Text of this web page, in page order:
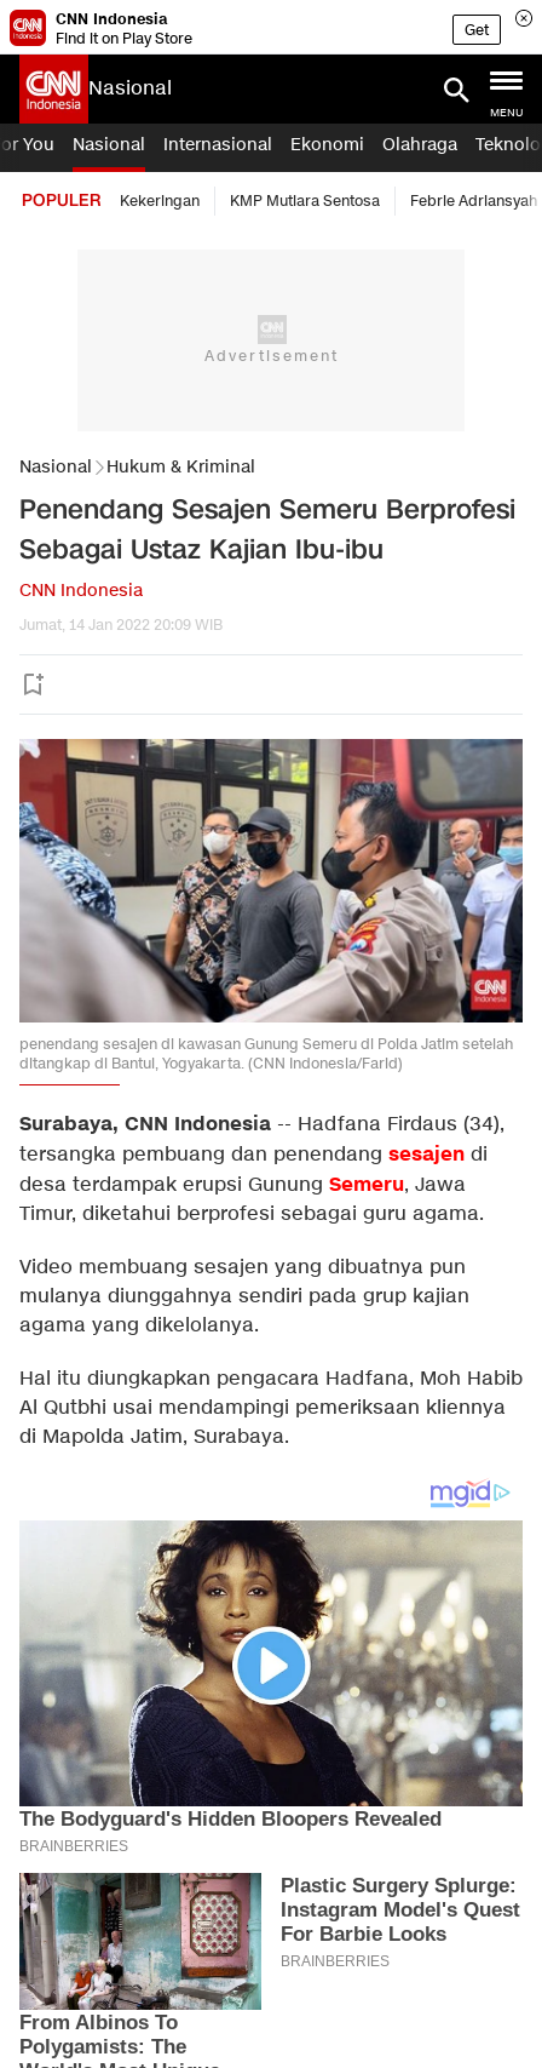
CNN Indonesia
Find it on Play Store
Get
Nasional
MENU
You Nasional Internasional Ekonomi Olahraga
POPULER Kekeringan KMP Mutiara Sentosa Febrie Adriansyah
Nasional Hukum & Kriminal
Penendang Sesajen Semeru Berprofesi
Sebagai Ustaz Kajian Ibu-ibu
CNN Indonesia
Jumat, 14 Jan 2022 20:09 WIB
penendang sesajen di kawasan Gunung Semeru di Polda Jatim setelah
ditangkap di Bantul, Yogyakarta. (CNN Indonesia/Farid)
Surabaya, CNN Indonesia -- Hadfana Firdaus (34),
tersangka pembuang dan penendang sesajen di
desa terdampak erupsi Gunung Semeru, Jawa
Timur, diketahui berprofesi sebagai guru agama.
Video membuang sesajen yang dibuatnya pun
mulanya diunggahnya sendiri pada grup kajian
agama yang dikelolanya.
Hal itu diungkapkan pengacara Hadfana, Moh Habib
Al Qutbhi usai mendampingi pemeriksaan kliennya
di Mapolda Jatim, Surabaya.